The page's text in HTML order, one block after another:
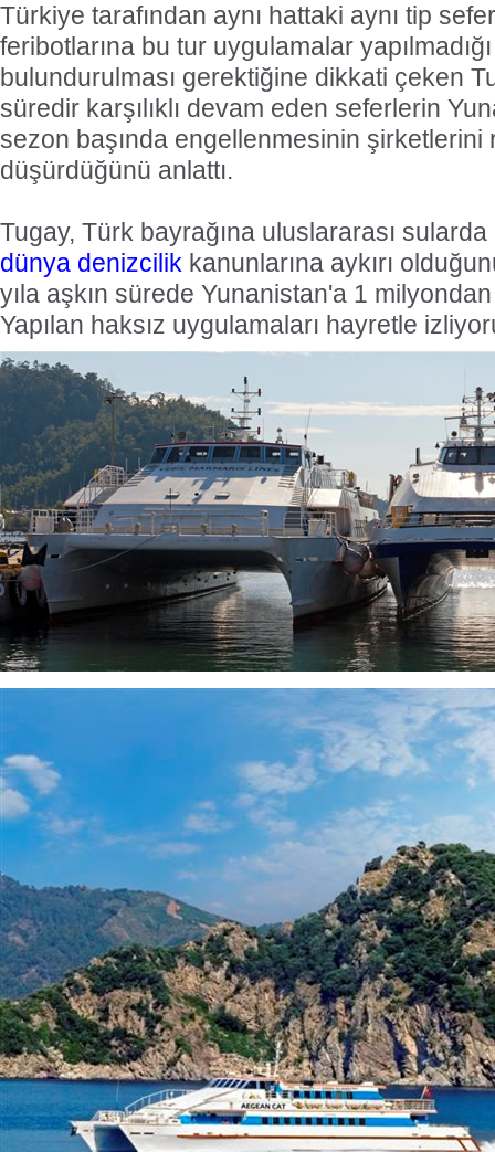
Türkiye tarafından aynı hattaki aynı tip
feribotlarına bu tur uygulamalar
bulundurulması gerektiğine dikkati çeken
süredir karşılıklı devam eden seferlerin
sezon başında engellenmesinin
düşürdüğünü anlattı.
Tugay, Türk bayrağına uluslararası
dünya denizcilik kanunlarına aykırı
yıla aşkın sürede Yunanistan'a 1
Yapılan haksız uygulamaları hayretle